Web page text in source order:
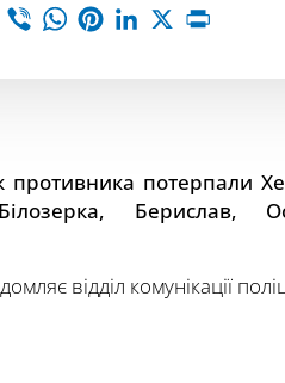
противника потерпали
Берислав,
відділ комунікації